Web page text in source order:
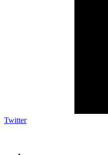
Twitter